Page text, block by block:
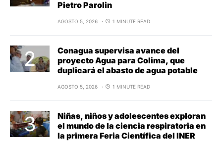
Pietro Parolin
AGOSTO 5, 2026 1 MINUTE READ
Conagua supervisa avance del
proyecto Agua para Colima, que
duplicará el abasto de agua potable
AGOSTO 5, 2026 1 MINUTE READ
Niñas, niños y adolescentes exploran
el mundo de la ciencia respiratoria en
la primera Feria Científica del INER